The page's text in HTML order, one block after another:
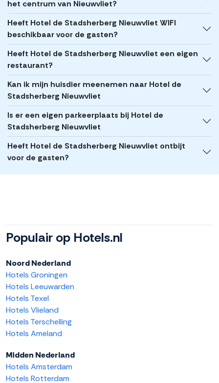
het centrum van Nieuwvliet?
Heeft Hotel de Stadsherberg Nieuwvliet WIFI
beschikbaar voor de gasten?
Heeft Hotel de Stadsherberg Nieuwvliet een eigen
restaurant?
Kan ik mijn huisdier meenemen naar Hotel de
Stadsherberg Nieuwvliet
Is er een eigen parkeerplaats bij Hotel de
Stadsherberg Nieuwvliet
Heeft Hotel de Stadsherberg Nieuwvliet ontbijt
voor de gasten?
Populair op Hotels.nl
Noord Nederland
Hotels Groningen
Hotels Leeuwarden
Hotels Texel
Hotels Vlieland
Hotels Terschelling
Hotels Ameland
Midden Nederland
Hotels Amsterdam
Hotels Rotterdam